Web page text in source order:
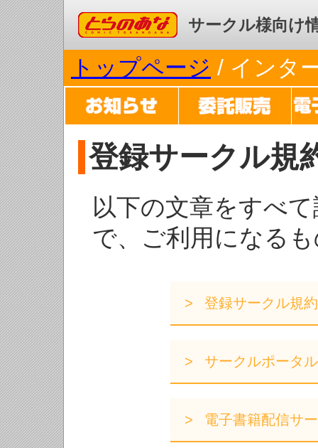
コミックとらのあな サークル様向け
トップページ / インタ
登録サークル規
以下の文章をすべ
で、ご利用になる
登録サークル規約
サークルポータ
電子書籍配信サ